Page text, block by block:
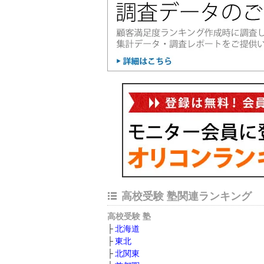
高校受験 塾関連ランキング
高校受験 塾
北海道
東北
北関東